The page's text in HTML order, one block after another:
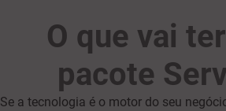
O que vai
pacote
Se a tecnologia é o motor do seu